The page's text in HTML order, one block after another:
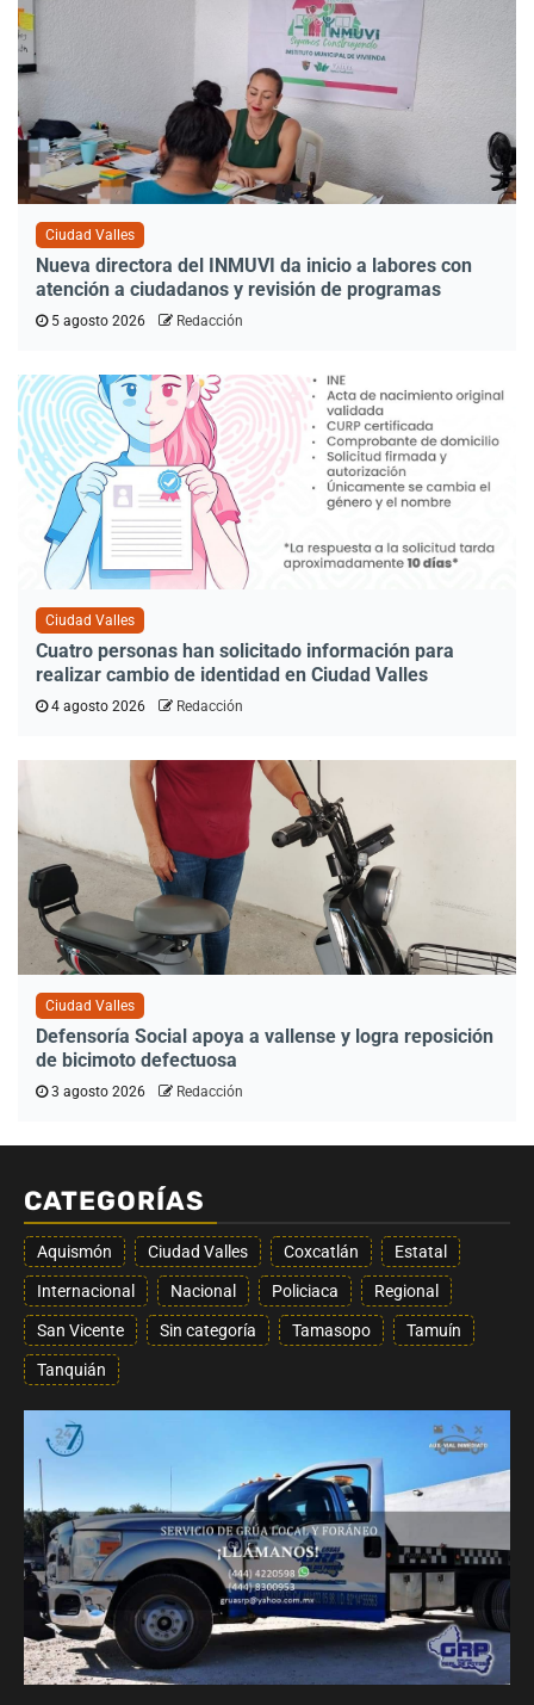
Ciudad Valles
Nueva directora del INMUVI da inicio a labores con
atención a ciudadanos y revisión de programas
5 agosto 2026 Redacción
Ciudad Valles
Cuatro personas han solicitado información para
realizar cambio de identidad en Ciudad Valles
4 agosto 2026 Redacción
Ciudad Valles
Defensoría Social apoya a vallense y logra reposición
de bicimoto defectuosa
3 agosto 2026 Redacción
CATEGORÍAS
Aquismón Ciudad Valles Coxcatlán Estatal
Internacional Nacional Policiaca Regional
San Vicente Sin categoría Tamasopo Tamuín
Tanquián